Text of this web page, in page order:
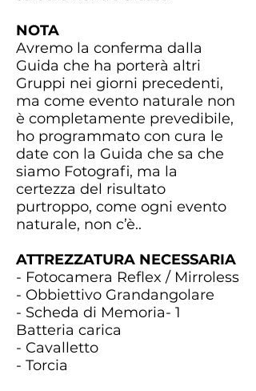
NOTA
Avremo la conferma dalla
Guida che ha porterà altri
Gruppi nei giorni precedenti,
ma come evento naturale non
è completamente prevedibile,
ho programmato con cura le
date con la Guida che sa che
siamo Fotografi, ma la
certezza del risultato
purtroppo, come ogni evento
naturale, non c’è..
ATTREZZATURA NECESSARIA
- Fotocamera Reflex / Mirroless
- Obbiettivo Grandangolare
- Scheda di Memoria- 1
Batteria carica
- Cavalletto
- Torcia